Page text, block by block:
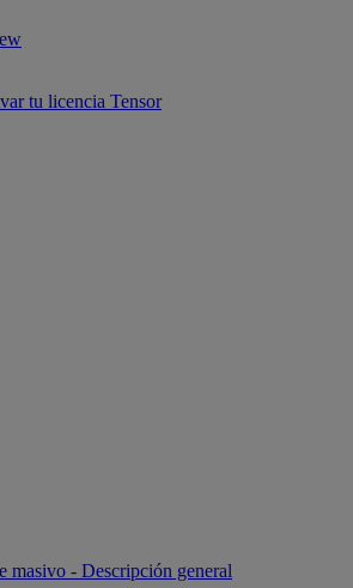
tu licencia Tensor
masivo - Descripción general